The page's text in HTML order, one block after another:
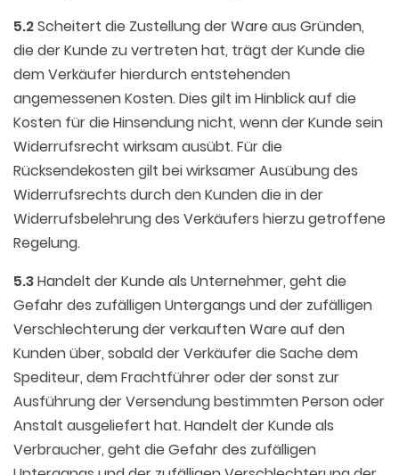
5.2Scheitert die Zustellung der Ware aus Gründen,
die der Kunde zu vertreten hat, trägt der Kunde die
dem Verkäufer hierdurch entstehenden
angemessenen Kosten. Dies gilt im Hinblick auf die
Kosten für die Hinsendung nicht, wenn der Kunde sein
Widerrufsrecht wirksam ausübt. Für die
Rücksendekosten gilt bei wirksamer Ausübung des
Widerrufsrechts durch den Kunden die in der
Widerrufsbelehrung des Verkäufers hierzu getroffene
Regelung.
5.3Handelt der Kunde als Unternehmer, geht die
Gefahr des zufälligen Untergangs und der zufälligen
Verschlechterung der verkauften Ware auf den
Kunden über, sobald der Verkäufer die Sache dem
Spediteur, dem Frachtführer oder der sonst zur
Ausführung der Versendung bestimmten Person oder
Anstalt ausgeliefert hat. Handelt der Kunde als
Verbraucher, geht die Gefahr des zufälligen